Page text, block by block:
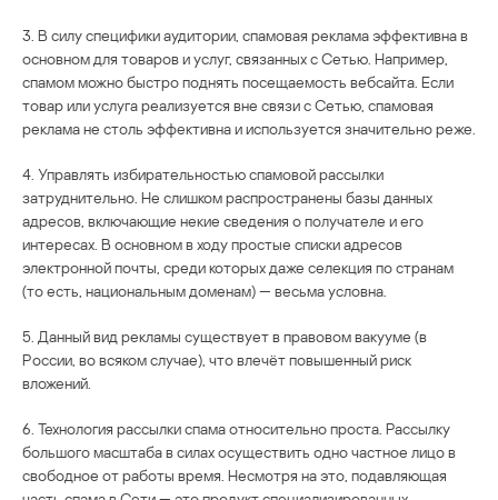
3. В силу специфики аудитории, спамовая реклама эффективна в
основном для товаров и услуг, связанных с Сетью. Например,
спамом можно быстро поднять посещаемость вебсайта. Если
товар или услуга реализуется вне связи с Сетью, спамовая
реклама не столь эффективна и используется значительно реже.
4. Управлять избирательностью спамовой рассылки
затруднительно. Не слишком распространены базы данных
адресов, включающие некие сведения о получателе и его
интересах. В основном в ходу простые списки адресов
электронной почты, среди которых даже селекция по странам
(то есть, национальным доменам) — весьма условна.
5. Данный вид рекламы существует в правовом вакууме (в
России, во всяком случае), что влечёт повышенный риск
вложений.
6. Технология рассылки спама относительно проста. Рассылку
большого масштаба в силах осуществить одно частное лицо в
свободное от работы время. Несмотря на это, подавляющая